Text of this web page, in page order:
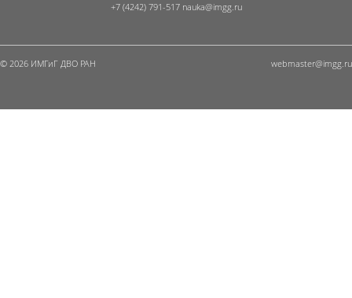
+7 (4242) 791-517
© 2026 ИМГиГ ДВО РАН